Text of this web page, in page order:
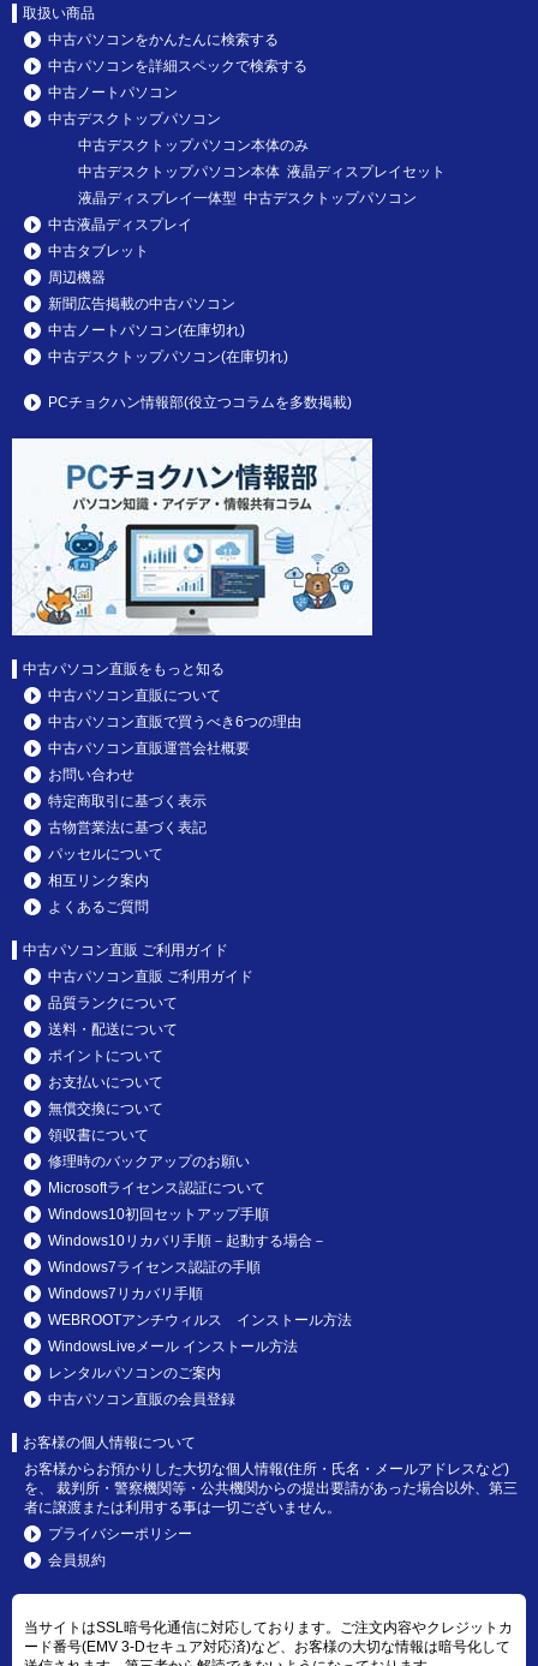
取扱い商品
中古パソコンをかんたんに検索する
中古パソコンを詳細スペックで検索する
中古ノートパソコン
中古デスクトップパソコン
中古デスクトップパソコン本体のみ
中古デスクトップパソコン本体 液晶ディスプレイセット
液晶ディスプレイ一体型 中古デスクトップパソコン
中古液晶ディスプレイ
中古タブレット
周辺機器
新聞広告掲載の中古パソコン
中古ノートパソコン(在庫切れ)
中古デスクトップパソコン(在庫切れ)
PCチョクハン情報部(役立つコラムを多数掲載)
中古パソコン直販をもっと知る
中古パソコン直販について
中古パソコン直販で買うべき6つの理由
中古パソコン直販運営会社概要
お問い合わせ
特定商取引に基づく表示
古物営業法に基づく表記
パッセルについて
相互リンク案内
よくあるご質問
中古パソコン直販 ご利用ガイド
中古パソコン直販 ご利用ガイド
品質ランクについて
送料・配送について
ポイントについて
お支払いについて
無償交換について
領収書について
修理時のバックアップのお願い
Microsoftライセンス認証について
Windows10初回セットアップ手順
Windows10リカバリ手順－起動する場合－
Windows7ライセンス認証の手順
Windows7リカバリ手順
WEBROOTアンチウィルス インストール方法
WindowsLiveメール インストール方法
レンタルパソコンのご案内
中古パソコン直販の会員登録
お客様の個人情報について
お客様からお預かりした大切な個人情報(住所・氏名・メールアドレスなど)
を、 裁判所・警察機関等・公共機関からの提出要請があった場合以外、第三
者に譲渡または利用する事は一切ございません。
プライバシーポリシー
会員規約
当サイトはSSL暗号化通信に対応しております。ご注文内容やクレジットカ
ード番号(EMV 3-Dセキュア対応済)など、お客様の大切な情報は暗号化して